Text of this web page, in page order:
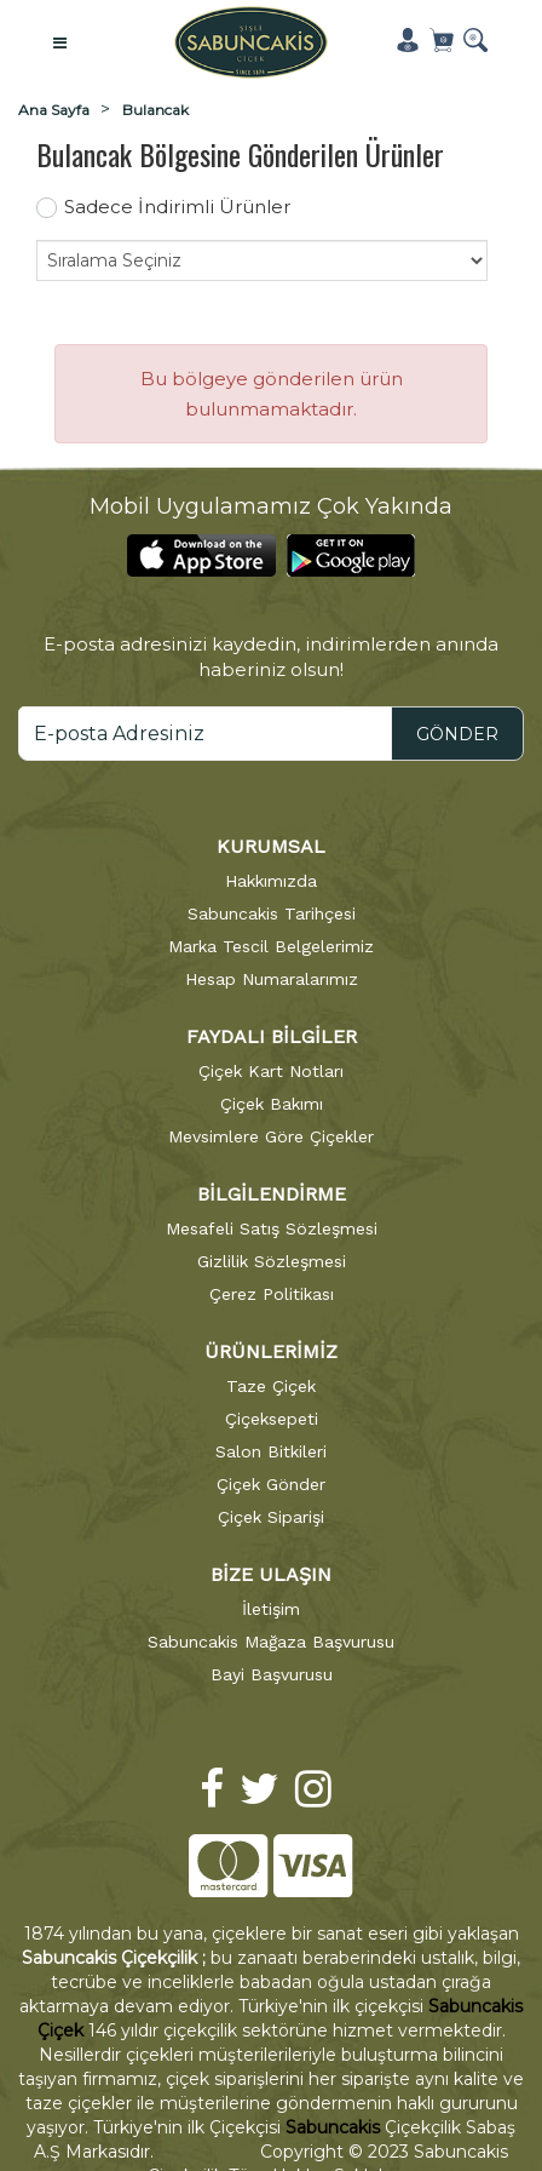
Ana Sayfa Bulancak
Bulancak Bölgesine Gönderilen Ürünler
Sadece İndirimli Ürünler
Bu bölgeye gönderilen ürün
bulunmamaktadır.
Mobil Uygulamamız Çok Yakında
E-posta adresinizi kaydedin, indirimlerden anında
haberiniz olsun!
GÖNDER
KURUMSAL
Hakkımızda
Sabuncakis Tarihçesi
Marka Tescil Belgelerimiz
Hesap Numaralarımız
FAYDALI BİLGİLER
Çiçek Kart Notları
Çiçek Bakımı
Mevsimlere Göre Çiçekler
BİLGİLENDİRME
Mesafeli Satış Sözleşmesi
Gizlilik Sözleşmesi
Çerez Politikası
ÜRÜNLERİMİZ
Taze Çiçek
Çiçeksepeti
Salon Bitkileri
Çiçek Gönder
Çiçek Siparişi
BİZE ULAŞIN
İletişim
Sabuncakis Mağaza Başvurusu
Bayi Başvurusu
1874 yılından bu yana, çiçeklere bir sanat eseri gibi yaklaşan
Sabuncakis Çiçekçilik ; bu zanaatı beraberindeki ustalık, bilgi,
tecrübe ve inceliklerle babadan oğula ustadan çırağa
aktarmaya devam ediyor. Türkiye'nin ilk çiçekçisi Sabuncakis
Çiçek146 yıldır çiçekçilik sektörüne hizmet vermektedir.
Nesillerdir çiçekleri müşterilerileriyle buluşturma bilincini
taşıyan firmamız, çiçek siparişlerini her siparişte aynı kalite ve
taze çiçekler ile müşterilerine göndermenin haklı gururunu
yaşıyor. Türkiye'nin ilk Çiçekçisi SabuncakisÇiçekçilik Sabaş
A.Ş Markasıdır. Copyright © 2023 Sabuncakis